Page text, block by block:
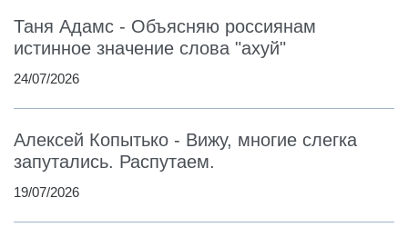
Таня Адамс - Объясняю россиянам
истинное значение слова "ахуй"
24/07/2026
Алексей Копытько - Вижу, многие слегка
запутались. Распутаем.
19/07/2026